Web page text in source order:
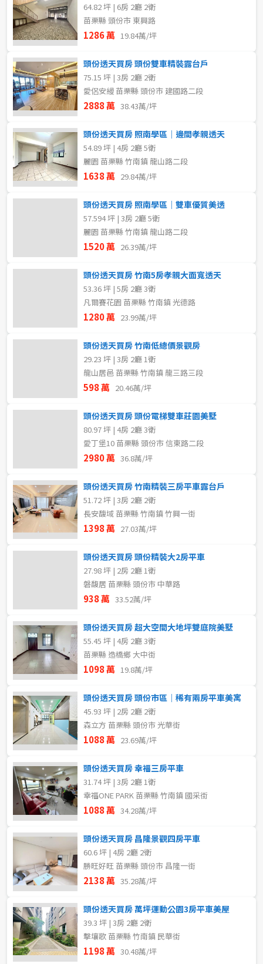
64.82 坪 | 6房 2廳 2衛
苗栗縣 頭份市 東興路
1286 萬 19.84萬/坪
頭份透天買房 頭份雙車精裝露台戶
75.15 坪 | 3房 2廳 2衛
愛侶安縵 苗栗縣 頭份市 建國路二段
2888 萬 38.43萬/坪
頭份透天買房 照南學區｜邊間孝親透天
54.89 坪 | 4房 2廳 5衛
麗園 苗栗縣 竹南鎮 龍山路二段
1638 萬 29.84萬/坪
頭份透天買房 照南學區｜雙車優質美透
57.594 坪 | 3房 2廳 5衛
麗園 苗栗縣 竹南鎮 龍山路二段
1520 萬 26.39萬/坪
頭份透天買房 竹南5房孝親大面寬透天
53.36 坪 | 5房 2廳 3衛
凡爾賽花園 苗栗縣 竹南鎮 光德路
1280 萬 23.99萬/坪
頭份透天買房 竹南低總價景觀房
29.23 坪 | 3房 2廳 1衛
龍山居邑 苗栗縣 竹南鎮 龍三路三段
598 萬 20.46萬/坪
頭份透天買房 頭份電梯雙車莊園美墅
80.97 坪 | 4房 2廳 3衛
愛丁堡10 苗栗縣 頭份市 信東路二段
2980 萬 36.8萬/坪
頭份透天買房 竹南精裝三房平車露台戶
51.72 坪 | 3房 2廳 2衛
長安馥域 苗栗縣 竹南鎮 竹興一街
1398 萬 27.03萬/坪
頭份透天買房 頭份精裝大2房平車
27.98 坪 | 2房 2廳 1衛
磐馥居 苗栗縣 頭份市 中華路
938 萬 33.52萬/坪
頭份透天買房 超大空間大地坪雙庭院美墅
55.45 坪 | 4房 2廳 3衛
苗栗縣 造橋鄉 大中街
1098 萬 19.8萬/坪
頭份透天買房 頭份市區｜稀有兩房平車美寓
45.93 坪 | 2房 2廳 2衛
森立方 苗栗縣 頭份市 光華街
1088 萬 23.69萬/坪
頭份透天買房 幸福三房平車
31.74 坪 | 3房 2廳 1衛
幸福ONE PARK 苗栗縣 竹南鎮 國采街
1088 萬 34.28萬/坪
頭份透天買房 昌隆景觀四房平車
60.6 坪 | 4房 2廳 2衛
勝旺好旺 苗栗縣 頭份市 昌隆一街
2138 萬 35.28萬/坪
頭份透天買房 萬坪運動公園3房平車美屋
39.3 坪 | 3房 2廳 2衛
擊壤歌 苗栗縣 竹南鎮 民華街
1198 萬 30.48萬/坪